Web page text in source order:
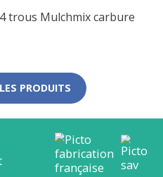
trous Mulchmix carbure
PRODUITS